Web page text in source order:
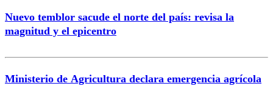
Nuevo temblor sacude el norte del país: revisa la
magnitud y el epicentro
Ministerio de Agricultura declara emergencia agrícola